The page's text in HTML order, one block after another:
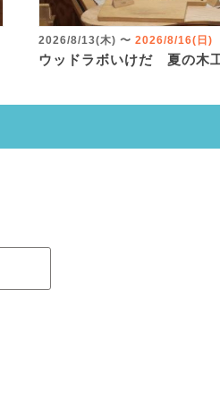
2026/8/13(木) 〜 2026/8/16(日)
ウッドラボいけだ 夏の木